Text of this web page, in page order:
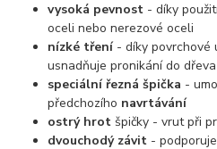
vysoká pevnost - díky
oceli nebo nerezové oceli
nízké tření- díky povrchové
usnadňuje pronikání do dřeva
speciální řezná špička -
předchozího navrtávání
ostrý hrot špičky - vrut při
dvouchodý závit -